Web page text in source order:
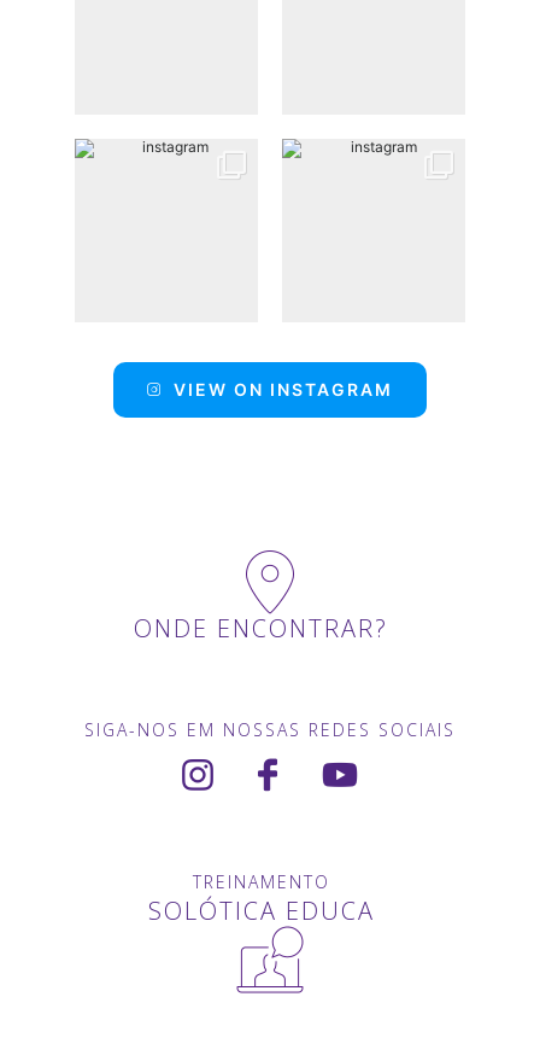
VIEW ON INSTAGRAM
ONDE ENCONTRAR?
SIGA-NOS EM NOSSAS REDES SOCIAIS
TREINAMENTO
SOLÓTICA EDUCA